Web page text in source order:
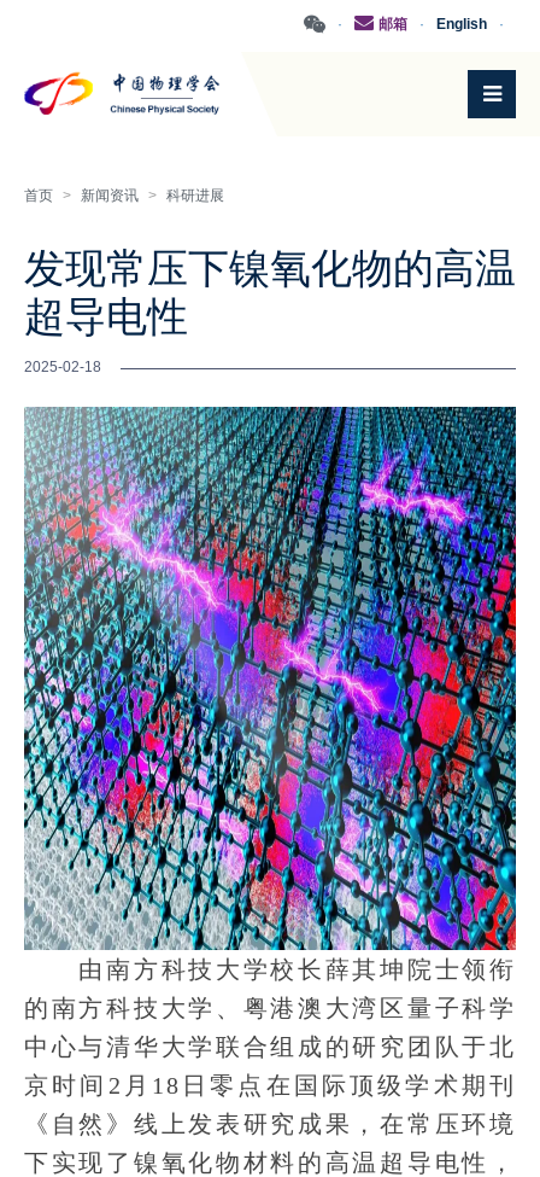
·
English
·
邮箱
·
首页 > 新闻资讯 > 科研进展
发现常压下镍氧化物的高温
超导电性
2025-02-18
由南方科技大学校长薛其坤院士领衔
的南方科技大学、粤港澳大湾区量子科学
中心与清华大学联合组成的研究团队于北
京时间2月18日零点在国际顶级学术期刊
《自然》线上发表研究成果，在常压环境
下实现了镍氧化物材料的高温超导电性，